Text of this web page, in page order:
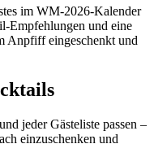
im WM-2026-Kalender
Empfehlungen und eine
Anpfiff eingeschenkt und
jeder Gästeliste passen –
einzuschenken und